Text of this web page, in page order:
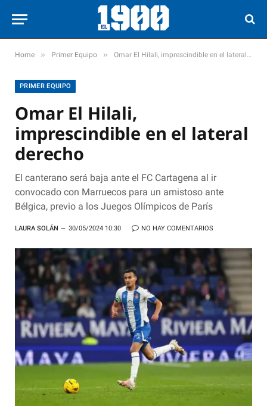
Home » Primer Equipo » Omar El Hilali, imprescindible en el lateral derecho
PRIMER EQUIPO
Omar El Hilali,
imprescindible en el lateral
derecho
El canterano será baja ante el FC Cartagena al ir
convocado con Marruecos para un amistoso ante
Bélgica, previo a los Juegos Olímpicos de París
LAURA SOLÁN 30/05/2024 10:30 NO HAY COMENTARIOS